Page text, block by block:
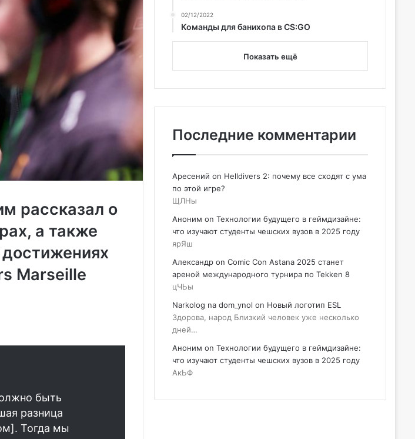
рассказал о
а также
Marseille
быть
разница
Тогда мы
02/12/2022
Команды для банихопа в CS:GO
Показать ещё
Последние комментарии
Аресений on Helldivers 2: почему все сходят с ума
по этой игре?
ЩЛНы
Аноним on Технологии будущего в геймдизайне:
что изучают студенты чешских вузов в 2025 году
ярЯш
Александр on Comic Con Astana 2025 станет
ареной международного турнира по Tekken 8
цЧЬы
Narkolog na dom_ynol on Новый логотип ESL
Здорова, народ Близкий человек уже несколько
дней…
Аноним on Технологии будущего в геймдизайне:
что изучают студенты чешских вузов в 2025 году
АкЬФ